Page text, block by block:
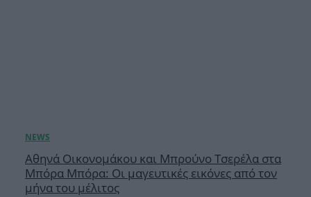
Αθηνά Οικονομάκου και Μπρούνο Τσερέλα στα
Μπόρα Μπόρα: Οι μαγευτικές εικόνες από τον
μήνα του μέλιτος